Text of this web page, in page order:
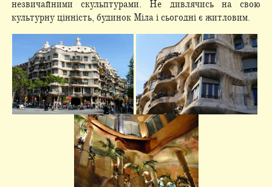
незвичайними скульптурами. Не дивлячись на свою
культурну цінність, будинок Міла і сьогодні є житловим.